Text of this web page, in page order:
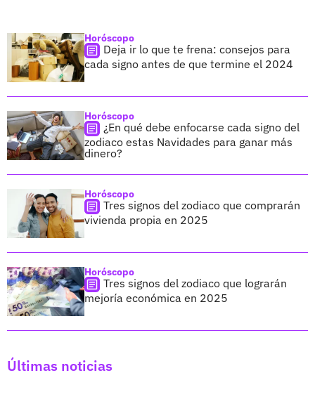
Horóscopo
Deja ir lo que te frena: consejos para
cada signo antes de que termine el 2024
Horóscopo
¿En qué debe enfocarse cada signo del
zodiaco estas Navidades para ganar más
dinero?
Horóscopo
Tres signos del zodiaco que comprarán
vivienda propia en 2025
Horóscopo
Tres signos del zodiaco que lograrán
mejoría económica en 2025
Últimas noticias